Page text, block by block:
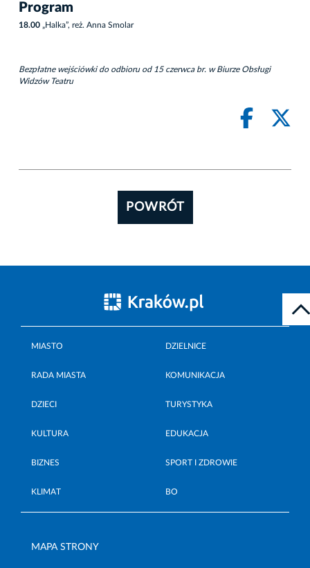
Program
18.00 „Halka”, reż. Anna Smolar
Bezpłatne wejściówki do odbioru od 15 czerwca br. w Biurze Obsługi
Widzów Teatru
POWRÓT
MIASTO DZIELNICE
RADA MIASTA KOMUNIKACJA
DZIECI TURYSTYKA
KULTURA EDUKACJA
BIZNES SPORT I ZDROWIE
KLIMAT BO
MAPA STRONY